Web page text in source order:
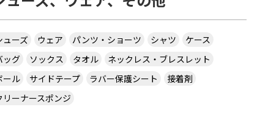
ューズ ウェア パンツ・ショーツ シャツ
ケース
ッグ
ソックス タオル
ネックレス・ブレスレット
ール
サイドテープ ラバー保護シート
接着剤
リーナースポンジ